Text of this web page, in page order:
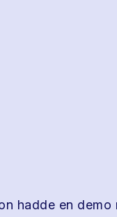
hadde en